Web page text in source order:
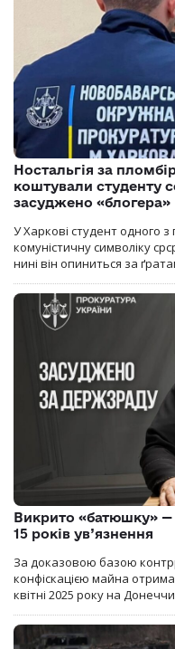
Ностальгія за
коштували студенту
засуджено «блогера»
У Харкові студент одного
комуністичну символіку
нині він опиниться за
Викрито «батюшку»
15 років ув’язнення
За доказовою базою
конфіскацією майна
квітні 2025 року на